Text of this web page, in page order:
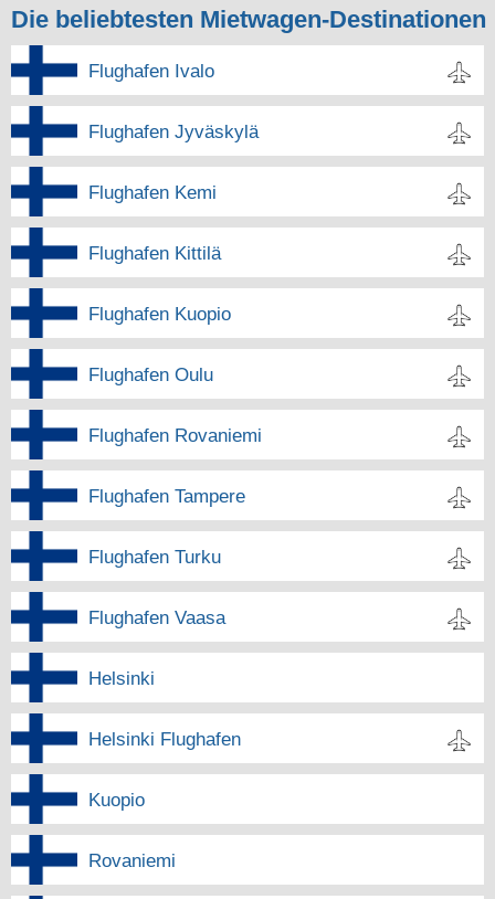
Die beliebtesten Mietwagen-Destinationen
Flughafen Ivalo
Flughafen Jyväskylä
Flughafen Kemi
Flughafen Kittilä
Flughafen Kuopio
Flughafen Oulu
Flughafen Rovaniemi
Flughafen Tampere
Flughafen Turku
Flughafen Vaasa
Helsinki
Helsinki Flughafen
Kuopio
Rovaniemi